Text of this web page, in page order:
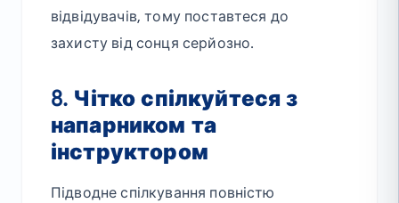
відвідувачів, тому поставтеся до
захисту від сонця серйозно.
8. Чітко спілкуйтеся з
напарником та
інструктором
Підводне спілкування повністю